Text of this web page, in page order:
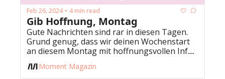
Feb 26, 2024 • 4 min read
Gib Hoffnung, Montag
Gute Nachrichten sind rar in diesen Tagen.
Grund genug, dass wir deinen Wochenstart
an diesem Montag mit hoffnungsvollen Infos
Moment Magazin